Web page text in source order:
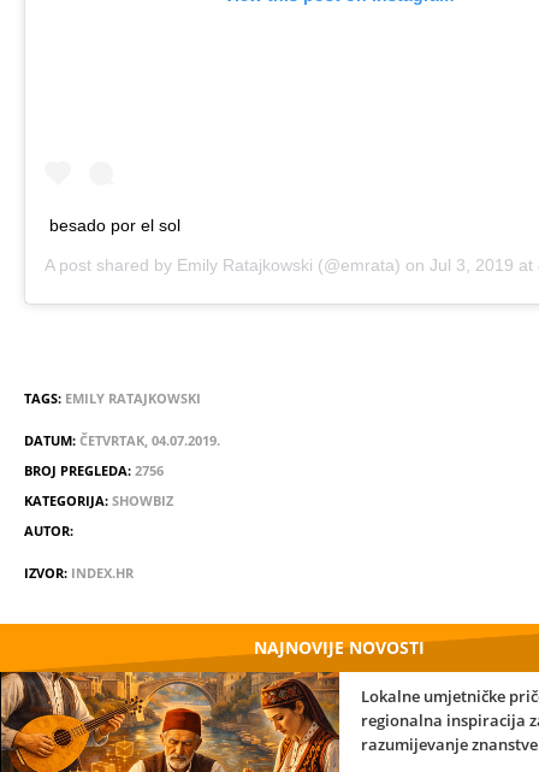
besado por el sol
A post shared by Emily Ratajkowski (@emrata) on Jul 3, 2019 at
TAGS: EMILY RATAJKOWSKI
DATUM: ČETVRTAK, 04.07.2019.
BROJ PREGLEDA: 2756
KATEGORIJA: SHOWBIZ
AUTOR:
IZVOR: INDEX.HR
NAJNOVIJE NOVOSTI
Lokalne umjetničke
regionalna inspiracija
razumijevanje